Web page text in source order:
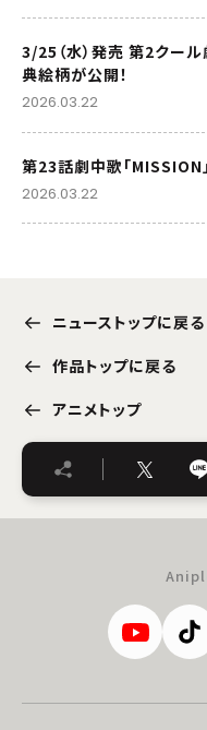
3/25（水）発売 第2クー
典絵柄が公開！
2026.03.22
第23話劇中歌「MISSION
2026.03.22
ニューストップに戻る
作品トップに戻る
アニメトップ